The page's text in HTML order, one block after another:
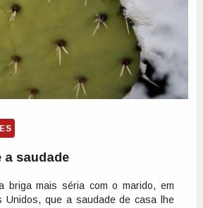
a saudade
briga mais séria com o marido, em
Unidos, que a saudade de casa lhe